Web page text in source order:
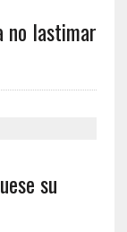
no lastimar
su